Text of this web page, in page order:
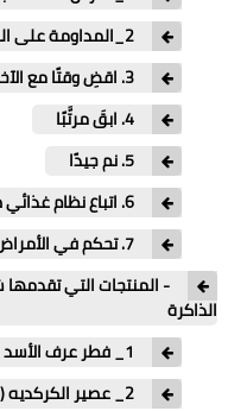
2_المداومة على النشاط العقلي
3. اقضِ وقتًا مع الآخرين
4. ابقَ مرتَّبًا
5. نم جيدًا
6. اتباع نظام غذائي صحي
7. تحكم في الأمراض المزمنة
الذاكرة
1_ فطر عرف الأسد :
2_ عصير الكركديه (الروسيل) :